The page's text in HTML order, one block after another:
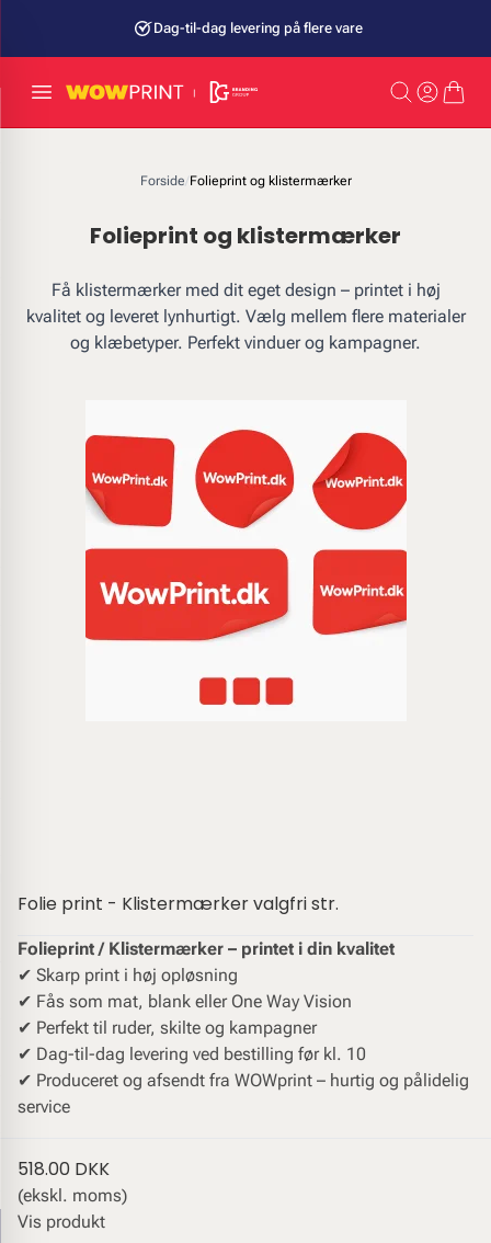
Dag-til-dag levering på flere vare
Forside/Folieprint og klistermærker
Folieprint og klistermærker
Få klistermærker med dit eget design – printet i høj
kvalitet og leveret lynhurtigt. Vælg mellem flere materialer
og klæbetyper. Perfekt vinduer og kampagner.
Folie print - Klistermærker valgfri str.
Folieprint / Klistermærker – printet i din kvalitet
✔︎ Skarp print i høj opløsning
✔︎ Fås som mat, blank eller One Way Vision
✔︎ Perfekt til ruder, skilte og kampagner
✔︎ Dag-til-dag levering ved bestilling før kl. 10
✔︎ Produceret og afsendt fra WOWprint – hurtig og pålidelig
service
518.00 DKK
(ekskl. moms)
Vis produkt